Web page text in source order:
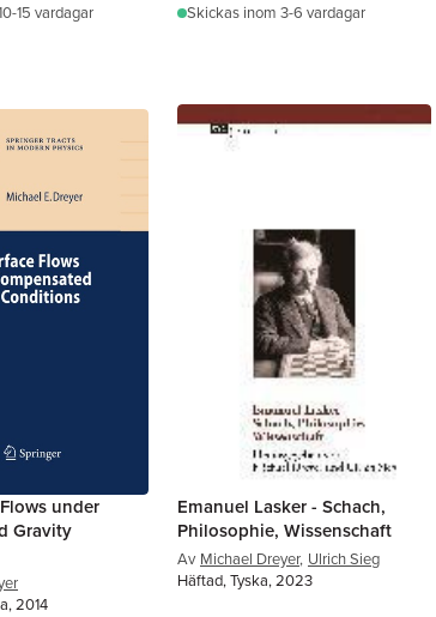
15 vardagar Skickas inom 3-6 vardagar
under
Gravity
2014
Emanuel Lasker - Schach,
Philosophie, Wissenschaft
Av Michael Dreyer, Ulrich Sieg
Häftad, Tyska, 2023